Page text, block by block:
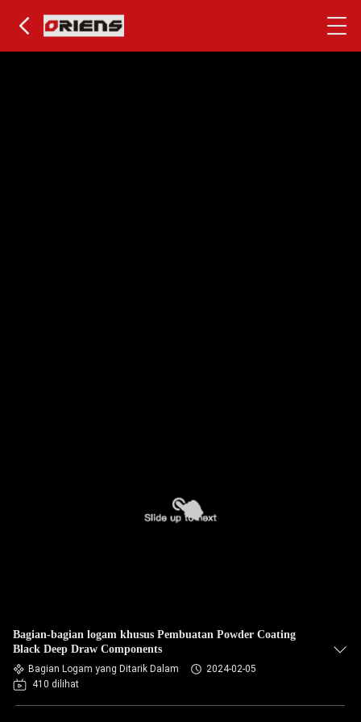
Bagian-bagian logam khusus Pembuatan Powder Coating
Black Deep Draw Components
Bagian Logam yang Ditarik Dalam
2024-02-05
410 dilihat